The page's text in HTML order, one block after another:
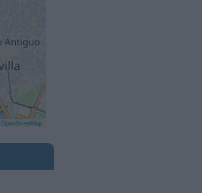
OpenStreetMap